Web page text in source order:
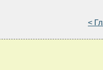
<